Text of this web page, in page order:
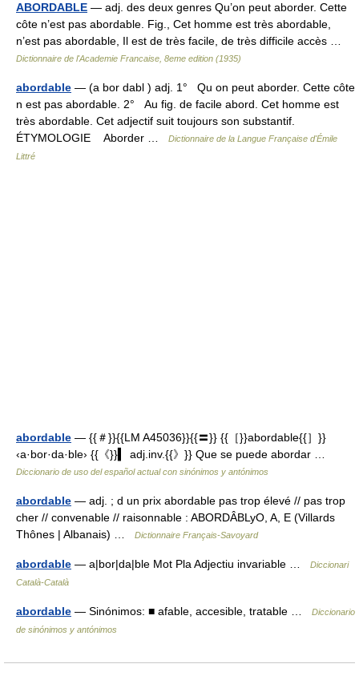
ABORDABLE — adj. des deux genres Qu’on peut aborder. Cette
côte n’est pas abordable. Fig., Cet homme est très abordable,
n’est pas abordable, Il est de très facile, de très difficile accès …
Dictionnaire de l'Academie Francaise, 8eme edition (1935)
abordable — (a bor dabl ) adj. 1° Qu on peut aborder. Cette côte
n est pas abordable. 2° Au fig. de facile abord. Cet homme est
très abordable. Cet adjectif suit toujours son substantif.
ÉTYMOLOGIE Aborder …
Dictionnaire de la Langue Française d'Émile
Littré
abordable — {{＃}}{{LM A45036}}{{〓}} {{［}}abordable{{］}}
‹a·bor·da·ble› {{《}}▍ adj.inv.{{》}} Que se puede abordar …
Diccionario de uso del español actual con sinónimos y antónimos
abordable — adj. ; d un prix abordable pas trop élevé // pas trop
cher // convenable // raisonnable : ABORDÂBLyO, A, E (Villards
Thônes | Albanais) …
Dictionnaire Français-Savoyard
abordable — a|bor|da|ble Mot Pla Adjectiu invariable …
Diccionari
Català-Català
abordable — Sinónimos: ■ afable, accesible, tratable …
Diccionario
de sinónimos y antónimos